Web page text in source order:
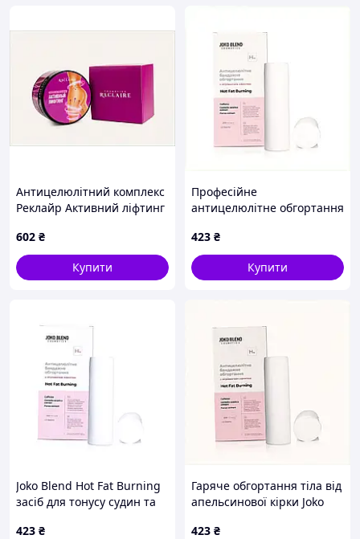
Антицелюлітний комплекс
Реклайр Активний ліфтинг
602 ₴
Купити
Професійне
антицелюлітне обгортання
400мл, 8253M8A72
423 ₴
Купити
Joko Blend Hot Fat Burning
засіб для тонусу судин та
423 ₴
Гаряче обгортання тіла від
апельсинової кірки Joko
423 ₴